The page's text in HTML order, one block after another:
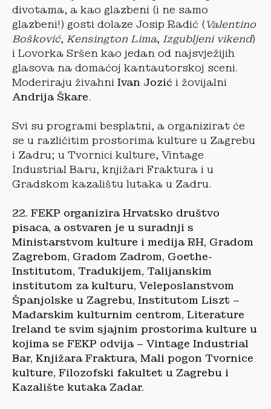
divotama, a kao glazbeni (i ne samo
glazbeni!) gosti dolaze Josip Radić (Valentino
Bošković, Kensington Lima, Izgubljeni vikend)
i Lovorka Sršen kao jedan od najsvježijih
glasova na domaćoj kantautorskoj sceni.
Moderiraju živahni Ivan Jozić i žovijalni
Andrija Škare.
Svi su programi besplatni, a organizirat će
se u različitim prostorima kulture u Zagrebu
i Zadru; u Tvornici kulture, Vintage
Industrial Baru, knjižari Fraktura i u
Gradskom kazalištu lutaka u Zadru.
22. FEKP organizira Hrvatsko društvo
pisaca, a ostvaren je u suradnji s
Ministarstvom kulture i medija RH, Gradom
Zagrebom, Gradom Zadrom, Goethe-
Institutom, Tradukijem, Talijanskim
institutom za kulturu, Veleposlanstvom
Španjolske u Zagrebu, Institutom Liszt –
Mađarskim kulturnim centrom, Literature
Ireland te svim sjajnim prostorima kulture u
kojima se FEKP odvija – Vintage Industrial
Bar, Knjižara Fraktura, Mali pogon Tvornice
kulture, Filozofski fakultet u Zagrebu i
Kazalište kutaka Zadar.